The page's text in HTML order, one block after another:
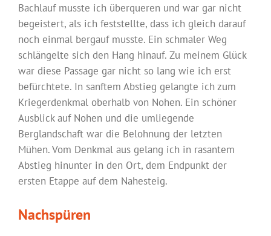
Bachlauf musste ich überqueren und war gar nicht
begeistert, als ich feststellte, dass ich gleich darauf
noch einmal bergauf musste. Ein schmaler Weg
schlängelte sich den Hang hinauf. Zu meinem Glück
war diese Passage gar nicht so lang wie ich erst
befürchtete. In sanftem Abstieg gelangte ich zum
Kriegerdenkmal oberhalb von Nohen. Ein schöner
Ausblick auf Nohen und die umliegende
Berglandschaft war die Belohnung der letzten
Mühen. Vom Denkmal aus gelang ich in rasantem
Abstieg hinunter in den Ort, dem Endpunkt der
ersten Etappe auf dem Nahesteig.
Nachspüren